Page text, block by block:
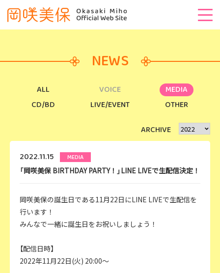
NEWS
ALL VOICE
MEDIA
CD/BD
LIVE/EVENT OTHER
ARCHIVE
2022.11.15 MEDIA
「岡咲美保 BIRTHDAY PARTY！」LINE LIVEで生配信決定！
岡咲美保の誕生日である11月22日にLINE LIVEで生配信を
行います！
みんなで一緒に誕生日をお祝いしましょう！
【配信日時】
2022年11月22日(火) 20:00～